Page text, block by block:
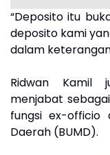
“Deposito itu
deposito kami
dalam
Ridwan Kamil
menjabat
fungsi ex-officio
Daerah (BUMD).